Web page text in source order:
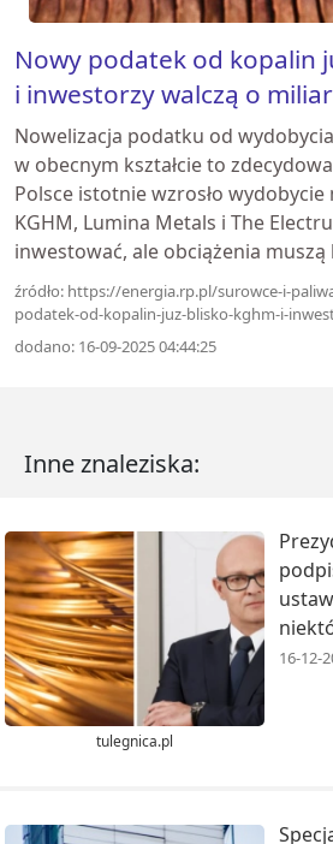
Nowy podatek od kopalin
i inwestorzy walczą o
Nowelizacja podatku od
w obecnym kształcie to
Polsce istotnie wzrosło
KGHM, Lumina Metals i The
inwestować, ale obciążenia muszą
źródło: https://energia.rp.pl/surowce-i-
podatek-od-kopalin-juz-blisko-kghm-i-
dodano: 16-09-2025 04:44:25
Inne znaleziska:
tulegnica.pl
16-12-